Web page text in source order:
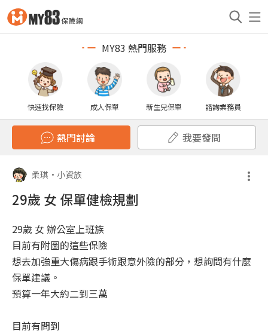
MY83 熱門服務
快速找保險 成人保單 新生兒保單 諮詢業務員
熱門討論 我要發問
柔琪 • 小資族
29歲 女 保單健檢規劃
29歲 女 辦公室上班族
目前有附圖的這些保險
想去加強重大傷病跟手術跟意外險的部分，想詢問有什麼
保單建議。
預算一年大約二到三萬
目前有問到